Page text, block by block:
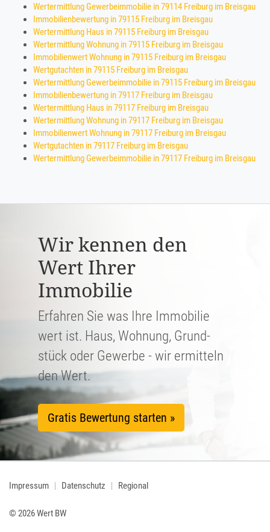
Wertermittlung Gewerbeimmobilie in 79114 Freiburg im Breisgau
Immobilienbewertung in 79115 Freiburg im Breisgau
Wertermittlung Haus in 79115 Freiburg im Breisgau
Wertermittlung Wohnung in 79115 Freiburg im Breisgau
Immobilienwert Wohnung in 79115 Freiburg im Breisgau
Wertgutachten in 79115 Freiburg im Breisgau
Wertermittlung Gewerbeimmobilie in 79115 Freiburg im Breisgau
Immobilienbewertung in 79117 Freiburg im Breisgau
Wertermittlung Haus in 79117 Freiburg im Breisgau
Wertermittlung Wohnung in 79117 Freiburg im Breisgau
Immobilienwert Wohnung in 79117 Freiburg im Breisgau
Wertgutachten in 79117 Freiburg im Breisgau
Wertermittlung Gewerbeimmobilie in 79117 Freiburg im Breisgau
Wir kennen den
Wert Ihrer
Immobilie
Erfahren Sie was Ihre Immobilie
wert ist. Haus, Wohnung, Grund­
stück oder Gewerbe - wir ermitteln
den Wert.
Gratis Bewertung starten »
Impressum Datenschutz Regional
© 2026 Wert BW